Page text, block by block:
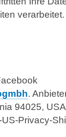
verarbeitet.
.
94025,
Privacy-